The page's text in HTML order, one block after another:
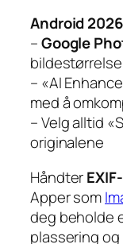
Android
–Google
bildestørrelse
– «AI
med å
– Velg alltid
originalene
Håndter
Apper som
deg beholde
plassering